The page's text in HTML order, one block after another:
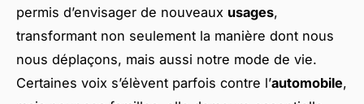
permis d’envisager de nouveaux usages,
transformant non seulement la manière dont nous
nous déplaçons, mais aussi notre mode de vie.
Certaines voix s’élèvent parfois contre l’automobile,